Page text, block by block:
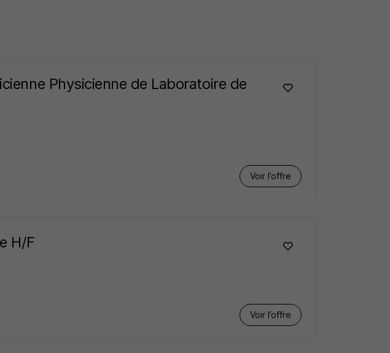
Physicienne de Laboratoire de
Voir l’offre
H/F
Voir l’offre